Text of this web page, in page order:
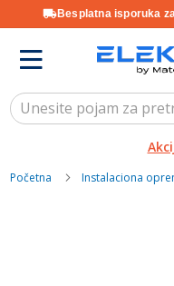
Besplatna isporuka
Početna Instalaciona